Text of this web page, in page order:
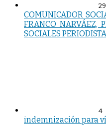
COMUNICADOR
FRANCO NARVÁEZ,
SOCIALES
4
indemnización para